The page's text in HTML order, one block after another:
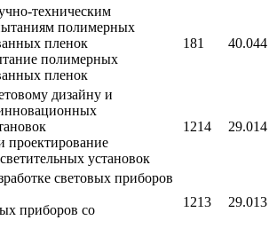
техническим
полимерных
пленок
полимерных
пленок
181 40.044
дизайну и
проектирование
установок
1214 29.014
световых приборов
приборов со
1213 29.013